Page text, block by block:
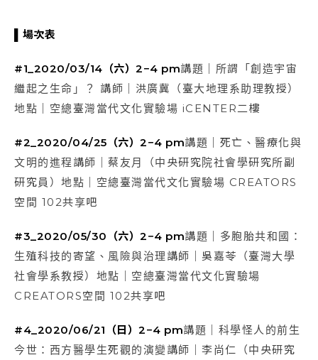
▌場次表
#1_2020/03/14（六）2−4 pm講題｜所謂「創造宇宙
繼起之生命」？ 講師｜洪廣冀（臺大地理系助理教授）
地點｜空總臺灣當代文化實驗場 iCENTER二樓
#2_2020/04/25（六）2−4 pm講題｜死亡、醫療化與
文明的進程講師｜蔡友月（中央研究院社會學研究所副
研究員）地點｜空總臺灣當代文化實驗場 CREATORS
空間 102共享吧
#3_2020/05/30（六）2−4 pm講題｜多胞胎共和國：
生殖科技的寄望、風險與治理講師｜吳嘉苓（臺灣大學
社會學系教授）地點｜空總臺灣當代文化實驗場
CREATORS空間 102共享吧
#4_2020/06/21（日）2−4 pm講題｜科學怪人的前生
今世：西方醫學生死觀的演變講師｜李尚仁（中央研究